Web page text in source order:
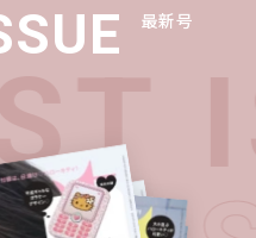
最新号